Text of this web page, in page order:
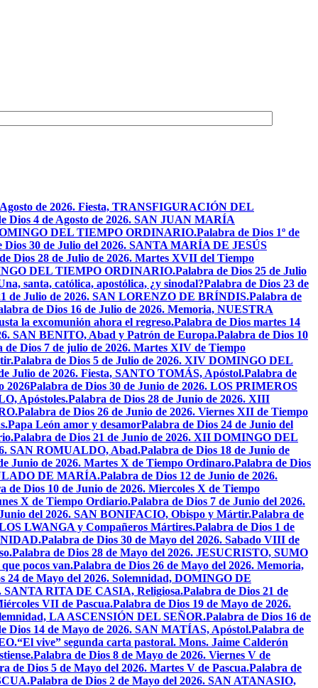
de 2026. Fiesta, TRANSFIGURACIÓN DEL
Dios 4 de Agosto de 2026. SAN JUAN MARÍA
DEL TIEMPO ORDINARIO.Palabra de Dios 1º de
Dios 30 de Julio del 2026. SANTA MARÍA DE JESÚS
Dios 28 de Julio de 2026. Martes XVII del Tiempo
DEL TIEMPO ORDINARIO.Palabra de Dios 25 de Julio
santa, católica, apostólica, ¿y sinodal?Palabra de Dios 23 de
de Julio de 2026. SAN LORENZO DE BRÍNDIS.Palabra de
de Dios 16 de Julio de 2026. Memoria, NUESTRA
la excomunión ahora el regreso.Palabra de Dios martes 14
SAN BENITO, Abad y Patrón de Europa.Palabra de Dios 10
de Dios 7 de julio de 2026. Martes XIV de Tiempo
Palabra de Dios 5 de Julio de 2026. XIV DOMINGO DEL
Julio de 2026. Fiesta, SANTO TOMÁS, Apóstol.Palabra de
2026Palabra de Dios 30 de Junio de 2026. LOS PRIMEROS
Apóstoles.Palabra de Dios 28 de Junio de 2026. XIII
Palabra de Dios 26 de Junio de 2026. Viernes XII de Tiempo
Papa León amor y desamorPalabra de Dios 24 de Junio del
Palabra de Dios 21 de Junio de 2026. XII DOMINGO DEL
SAN ROMUALDO, Abad.Palabra de Dios 18 de Junio de
Junio de 2026. Martes X de Tiempo Ordinaro.Palabra de Dios
DE MARÍA.Palabra de Dios 12 de Junio de 2026.
de Dios 10 de Junio de 2026. Miercoles X de Tiempo
X de Tiempo Ordiario.Palabra de Dios 7 de Junio del 2026.
del 2026. SAN BONIFACIO, Obispo y Mártir.Palabra de
LWANGA y Compañeros Mártires.Palabra de Dios 1 de
Palabra de Dios 30 de Mayo del 2026. Sabado VIII de
Palabra de Dios 28 de Mayo del 2026. JESUCRISTO, SUMO
pocos van.Palabra de Dios 26 de Mayo del 2026. Memoria,
24 de Mayo del 2026. Solemnidad, DOMINGO DE
SANTA RITA DE CASIA, Religiosa.Palabra de Dios 21 de
VII de Pascua.Palabra de Dios 19 de Mayo de 2026.
LA ASCENSIÓN DEL SEÑOR.Palabra de Dios 16 de
Dios 14 de Mayo de 2026. SAN MATÍAS, Apóstol.Palabra de
“El vive” segunda carta pastoral. Mons. Jaime Calderón
Palabra de Dios 8 de Mayo de 2026. Viernes V de
de Dios 5 de Mayo del 2026. Martes V de Pascua.Palabra de
Palabra de Dios 2 de Mayo del 2026. SAN ATANASIO,